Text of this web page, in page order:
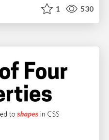
1 530